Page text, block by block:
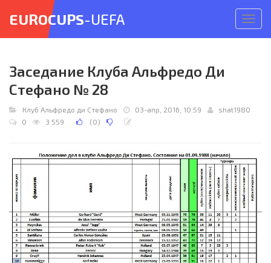
меню
EUROCUPS-UEFA
Заседание Клуба Альфредо Ди
Стефано № 28
Клуб Альфредо ди Стефано 03-апр, 2016, 10:59
shat1980
0
3 559 (0)